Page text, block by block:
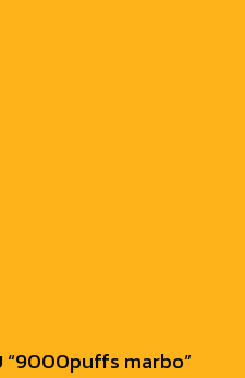
“9000puffs marbo”